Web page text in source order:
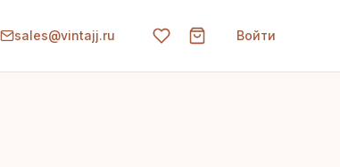
sales@vintajj.ru Войти